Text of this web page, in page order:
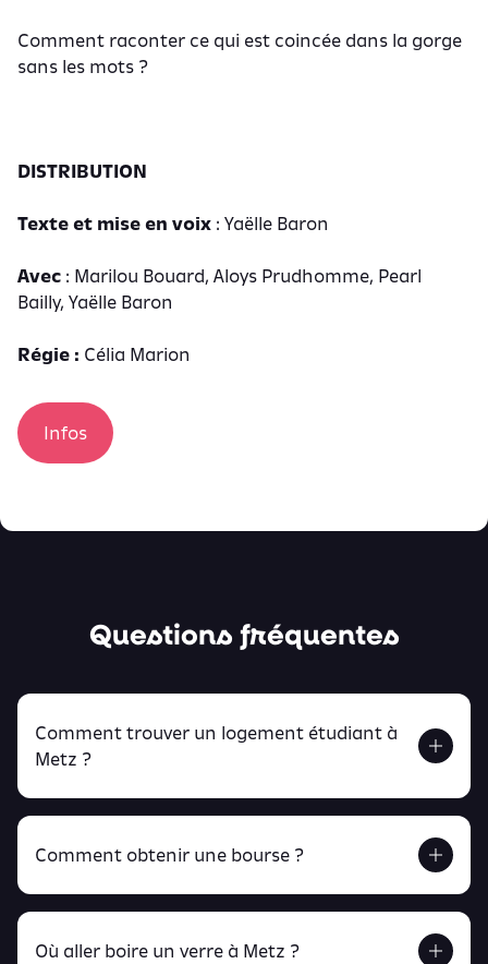
Comment raconter ce qui est coincée dans la gorge
sans les mots ?
DISTRIBUTION
Texte et mise en voix : Yaëlle Baron
Avec : Marilou Bouard, Aloys Prudhomme, Pearl
Bailly, Yaëlle Baron
Régie : Célia Marion
Infos
Questions fréquentes
Comment trouver un logement étudiant à
Metz ?
Retrouve tout ça en cliquant ici !
Comment obtenir une bourse ?
Où aller boire un verre à Metz ?